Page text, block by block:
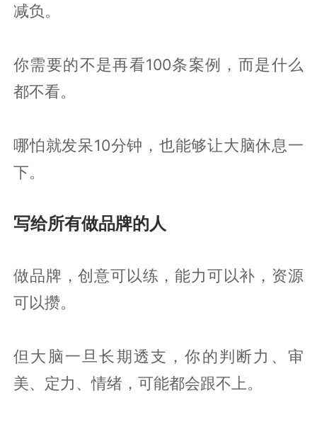
减负。
你需要的不是再看100条案例，而是什么
都不看。
哪怕就发呆10分钟，也能够让大脑休息一
下。
写给所有做品牌的人
做品牌，创意可以练，能力可以补，资源
可以攒。
但大脑一旦长期透支，你的判断力、审
美、定力、情绪，可能都会跟不上。